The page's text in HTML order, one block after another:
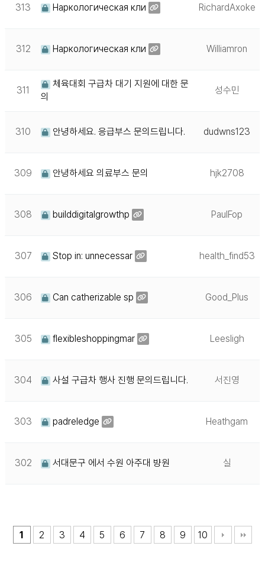
313 Наркологическая кли RichardAxoke
312 Наркологическая кли Williamron
311
체육대회 구급차 대기 지원에 대한 문
의
성수민
310 안녕하세요. 응급부스 문의드립니다. dudwns123
309 안녕하세요 의료부스 문의 hjk2708
308 builddigitalgrowthp PaulFop
307 Stop in: unnecessar health_find53
306 Can catherizable sp Good_Plus
305 flexibleshoppingmar Leesligh
304 사설 구급차 행사 진행 문의드립니다. 서진영
303 padreledge Heathgam
302 서대문구 에서 수원 아주대 뱡원 실
1 2 3 4 5 6 7 8 9 10